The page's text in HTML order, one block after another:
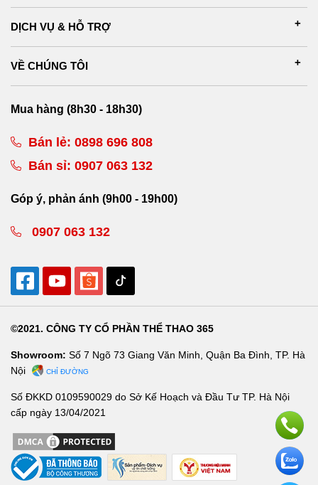
DỊCH VỤ & HỖ TRỢ
VỀ CHÚNG TÔI
Mua hàng (8h30 - 18h30)
Bán lẻ: 0898 696 808
Bán sỉ: 0907 063 132
Góp ý, phản ánh (9h00 - 19h00)
0907 063 132
©2021. CÔNG TY CỔ PHẦN THỂ THAO 365
Showroom: Số 7 Ngõ 73 Giang Văn Minh, Quận Ba Đình, TP. Hà
Nội
CHỈ ĐƯỜNG
Số ĐKKD 0109590029 do Sở Kế Hoạch và Đầu Tư TP. Hà Nội
cấp ngày 13/04/2021